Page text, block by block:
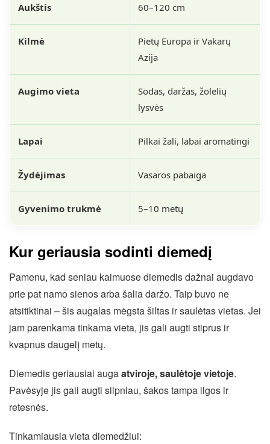
Aukštis 60–120 cm
Kilmė
Pietų Europa ir Vakarų
Azija
Augimo vieta
Sodas, daržas, žolelių
lysvės
Lapai Pilkai žali, labai aromatingi
Žydėjimas Vasaros pabaiga
Gyvenimo trukmė 5–10 metų
Kur geriausia sodinti diemedį
Pamenu, kad seniau kaimuose diemedis dažnai augdavo
prie pat namo sienos arba šalia daržo. Taip buvo ne
atsitiktinai – šis augalas mėgsta šiltas ir saulėtas vietas. Jei
jam parenkama tinkama vieta, jis gali augti stiprus ir
kvapnus daugelį metų.
Diemedis geriausiai augaatviroje, saulėtoje vietoje.
Pavėsyje jis gali augti silpniau, šakos tampa ilgos ir
retesnės.
Tinkamiausia vieta diemedžiui: